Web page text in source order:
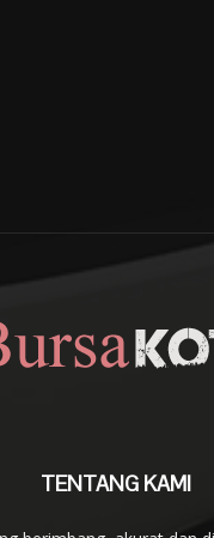
TENTANG KAMI